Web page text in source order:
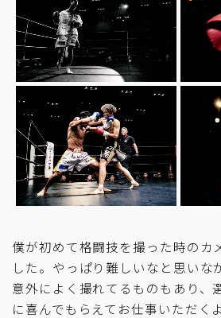
僕が初めて格闘技を撮った時のカ
した。やっぱり難しいなと思いな
意外によく撮れてるものもあり、
に喜んでもらえてお仕事いただく